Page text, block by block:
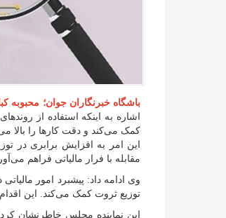
باشگاه‌ خبرنگاران جوان؛ محبوبه
اشاره به اینکه استفاده از
کمک می‌کند و دقت کارها را بالا
این امر به افزایش برابری در
مقابله با فرار مالیاتی فراهم
وی ادامه داد: پیشبرد امور
توزیع ثروت کمک می‌کند. این
این نماینده مجلس خاطرنشان